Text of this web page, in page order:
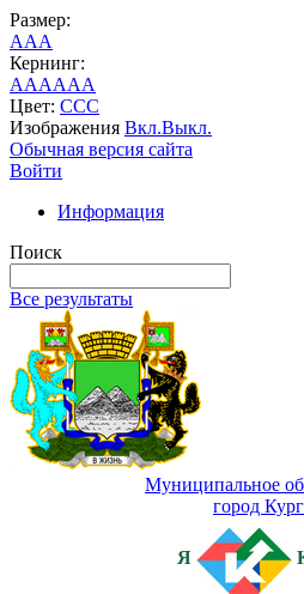
Размер:
AAA
Кернинг:
AAAAAA
Цвет: CCC
Изображения Вкл.Выкл.
Обычная версия сайта
Войти
Информация
Поиск
Все результаты
Муниципальное
город
Я